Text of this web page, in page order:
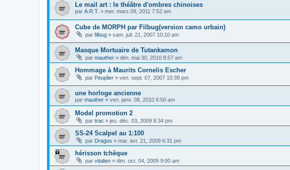
Le mail art : le théâtre d'ombres chinoises
par A.R.T. » mer. mars 09, 2011 7:52 am
Cube de MORPH par Filbug(version camo urbain)
par filbug » sam. juil. 21, 2007 10:10 am
Masque Mortuaire de Tutankamon
par mauther » dim. mai 30, 2010 8:57 am
Hommage à Maurits Cornelis Escher
par Peuplier » ven. sept. 07, 2007 10:39 pm
une horloge ancienne
par mauther » ven. janv. 08, 2010 6:50 am
Model promotion 2
par trac » jeu. déc. 03, 2009 8:34 pm
SS-24 Scalpel au 1:100
par Dragos » mar. avr. 21, 2009 6:31 pm
hérisson tchèque
par vitalien » dim. oct. 04, 2009 9:00 am